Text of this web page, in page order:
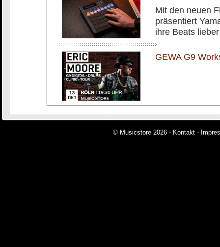
Mit den neuen
präsentiert
ihre Beats
GEWA G9
© Musicstore 2026 - Kontakt -